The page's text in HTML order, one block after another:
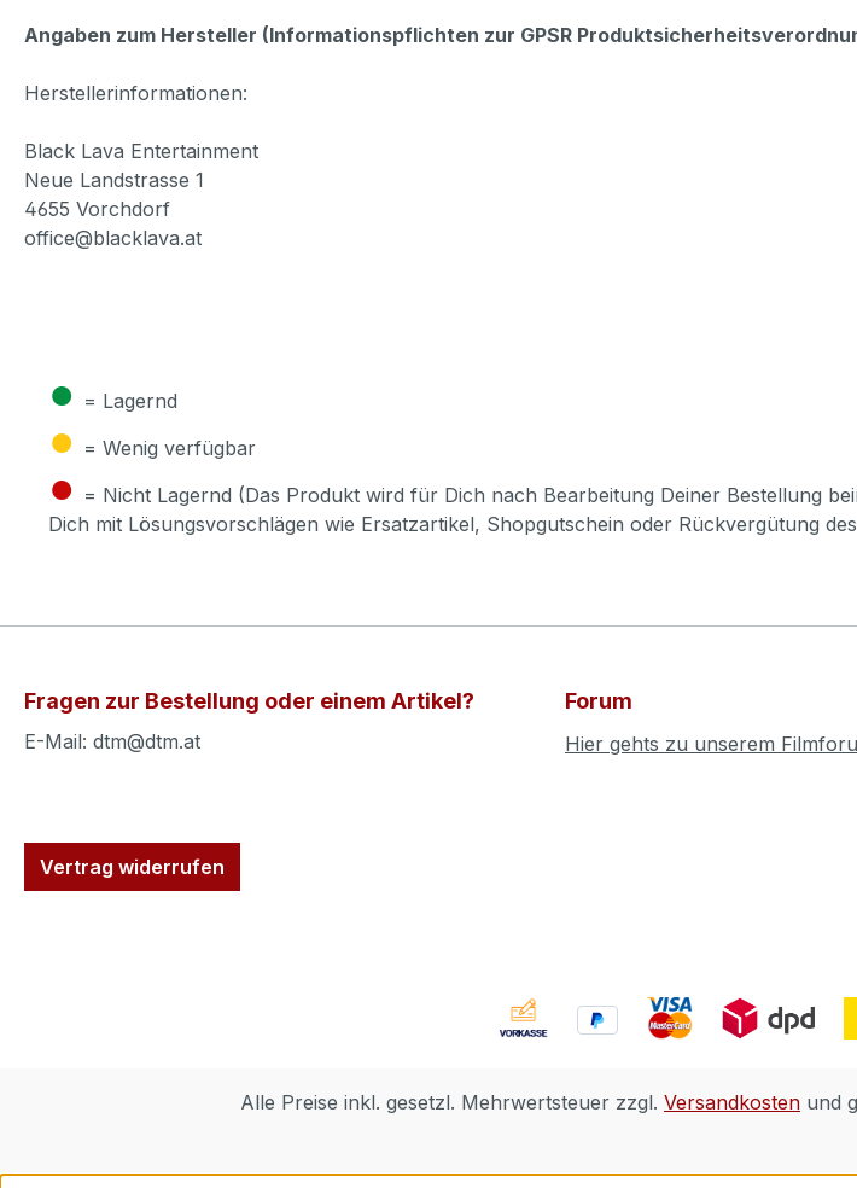
Angaben zum Hersteller (Informationspflichten zur GPSR
Herstellerinformationen:
Black Lava Entertainment
Neue Landstrasse 1
4655 Vorchdorf
office@blacklava.at
● = Lagernd
● = Wenig verfügbar
● = Nicht Lagernd (Das Produkt wird für Dich nach Bearbeitung Deiner Bestellung
Dich mit Lösungsvorschlägen wie Ersatzartikel, Shopgutschein oder Rückvergütung
Fragen zur Bestellung oder einem Artikel?
E-Mail: dtm@dtm.at
Vertrag widerrufen
Forum
Hier gehts zu unserem
Alle Preise inkl. gesetzl. Mehrwertsteuer zzgl. Versandkosten und